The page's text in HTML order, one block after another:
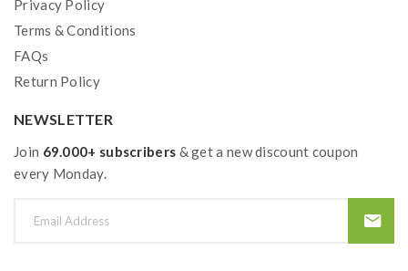
Privacy Policy
Terms & Conditions
FAQs
Return Policy
NEWSLETTER
Join 69.000+ subscribers & get a new discount coupon
every Monday.